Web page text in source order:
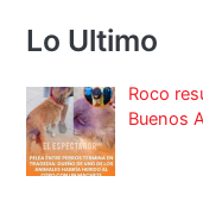
Lo Ultimo
Roco
Buenos